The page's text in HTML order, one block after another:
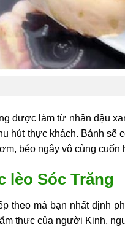
được làm từ nhân đậu
hút thực khách. Bánh sẽ
béo ngậy vô cùng cuốn
lèo Sóc Trăng
theo mà bạn nhất định
thực của người Kinh,